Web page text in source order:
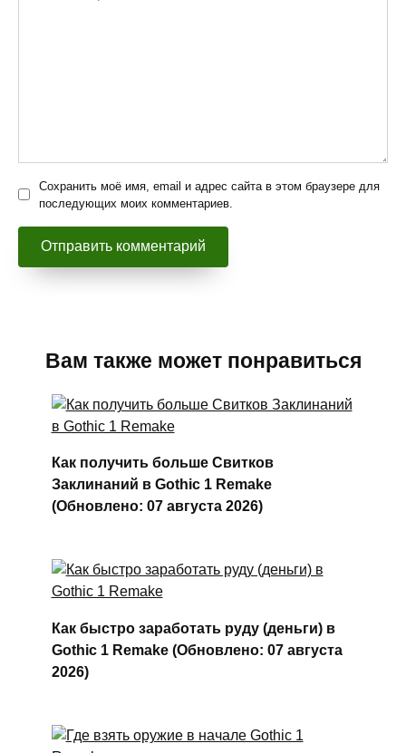
Сохранить моё имя, email и адрес сайта в этом браузере для
последующих моих комментариев.
Вам также может понравиться
Как получить больше Свитков
Заклинаний в Gothic 1 Remake
(Обновлено: 07 августа 2026)
Как быстро заработать руду (деньги) в
Gothic 1 Remake (Обновлено: 07 августа
2026)